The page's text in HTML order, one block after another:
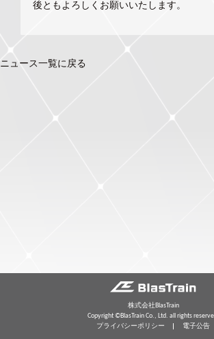
後ともよろしくお願いいたします。
ニュース一覧に戻る
株式会社BlasTrain
Copyright ©BlasTrain Co., Ltd. all rights
プライバシーポリシー
電子公告